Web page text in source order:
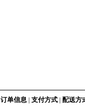
订单信息 | 支付方式 | 配送方